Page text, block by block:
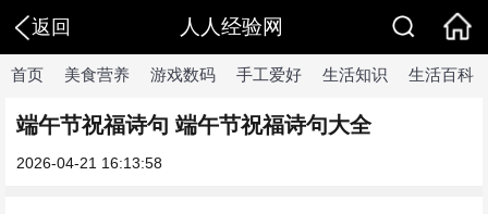
返回 人人经验网
首页 美食营养 游戏数码 手工爱好 生活知识 生活百科
端午节祝福诗句 端午节祝福诗句大全
2026-04-21 16:13:58